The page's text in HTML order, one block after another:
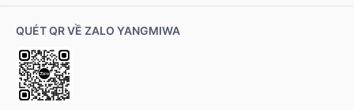
QUÉT QR VỀ ZALO YANGMIWA